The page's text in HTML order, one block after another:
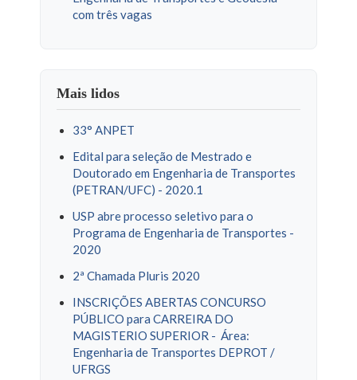
com três vagas
Mais lidos
33° ANPET
Edital para seleção de Mestrado e
Doutorado em Engenharia de Transportes
(PETRAN/UFC) - 2020.1
USP abre processo seletivo para o
Programa de Engenharia de Transportes -
2020
2ª Chamada Pluris 2020
INSCRIÇÕES ABERTAS CONCURSO
PÚBLICO para CARREIRA DO
MAGISTERIO SUPERIOR - Área:
Engenharia de Transportes DEPROT /
UFRGS